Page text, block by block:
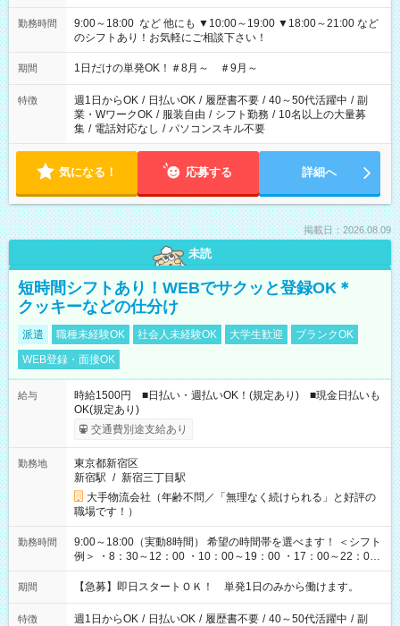
勤務時間
9:00～18:00 など 他にも ▼10:00～19:00 ▼18:00～21:00 など
のシフトあり！お気軽にご相談下さい！
期間 1日だけの単発OK！＃8月～ ＃9月～
特徴 週1日からOK / 日払いOK / 履歴書不要 / 40～50代活躍中 / 副
業・WワークOK / 服装自由 / シフト勤務 / 10名以上の大量募
集 / 電話対応なし / パソコンスキル不要
気になる！ 応募する 詳細へ
掲載日：2026.08.09
未読
短時間シフトあり！WEBでサクッと登録OK＊
クッキーなどの仕分け
派遣 職種未経験OK 社会人未経験OK 大学生歓迎
ブランクOK
WEB登録・面接OK
給与
時給1500円 ■日払い・週払いOK！(規定あり) ■現金日払いも
OK(規定あり)
交通費別途支給あり
勤務地
東京都新宿区
新宿駅 / 新宿三丁目駅
大手物流会社（年齢不問／「無理なく続けられる」と好評の
職場です！）
勤務時間
9:00～18:00（実動8時間） 希望の時間帯を選べます！ ＜シフト
例＞ ・8：30～12：00 ・10：00～19：00 ・17：00～22：00
・13：00～22：00 ・22：00～翌6：00 など
期間 【急募】即日スタートＯＫ！ 単発1日のみから働けます。
特徴 週1日からOK / 日払いOK / 履歴書不要 / 40～50代活躍中 / 副